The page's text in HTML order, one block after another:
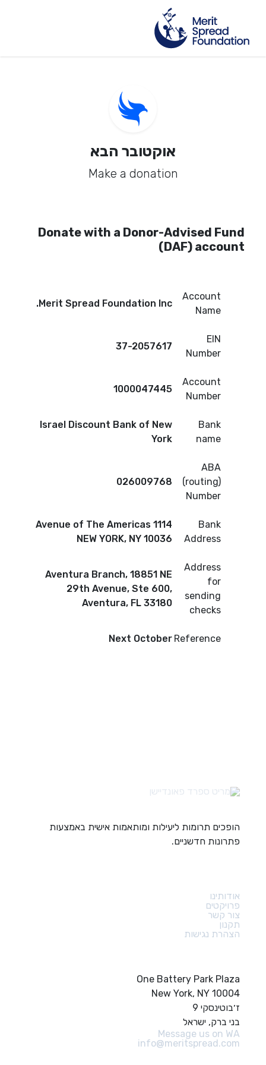
אוקטובר הבא
Make a donation
Donate with a Donor-Advised Fund
(DAF) account
Account
Name
Merit Spread Foundation Inc.
EIN
Number
37-2057617
Account
Number
1000047445
Bank
name
Israel Discount Bank of New
York
ABA
(routing)
Number
026009768
Bank
Address
1114 Avenue of The Americas
NEW YORK, NY 10036
Address
for
sending
checks
Aventura Branch, 18851 NE
29th Avenue, Ste 600,
Aventura, FL 33180
Reference
Next October
הופכים תרומות ליעילות ומותאמות אישית באמצעות
פתרונות חדשניים.
אודותינו
פרויקטים
צור קשר
תקנון
הצהרת נגישות
One Battery Park Plaza
New York, NY 10004
ז׳בוטינסקי 9
בני ברק, ישראל
Message us on WA
info@meritspread.com